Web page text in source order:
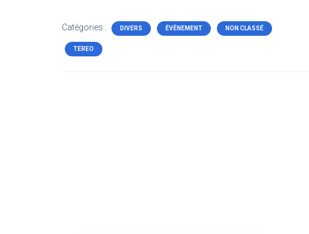
Catégories : DIVERS ÉVÈNEMENT NON CLASSÉ
TEREO